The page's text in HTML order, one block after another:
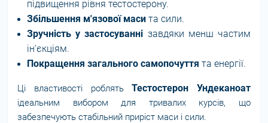
підвищення рівня тестостерону.
Збільшення м'язової маси та сили.
Зручність у застосуванні завдяки менш частим
ін'єкціям.
Покращення загального самопочуття та енергії.
Ці властивості роблятьТестостерон Ундеканоат
ідеальним вибором для тривалих курсів, що
забезпечують стабільний приріст маси і сили.